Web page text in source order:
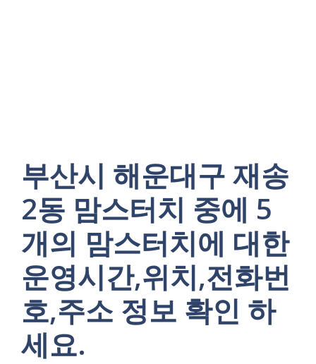
부산시 해운대구 재송
2동 맘스터치 중에 5
개의 맘스터치에 대한
운영시간,위치,전화번
호,주소 정보 확인 하
세요.